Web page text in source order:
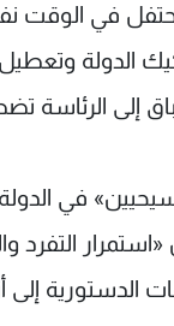
في الوقت
الدولة
إلى الرئاسة
في
الدستورية